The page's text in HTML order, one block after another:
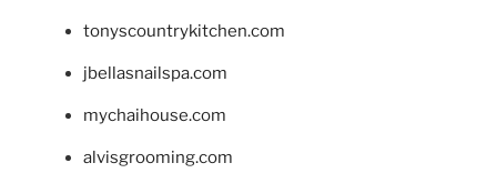
tonyscountrykitchen.com
jbellasnailspa.com
mychaihouse.com
alvisgrooming.com